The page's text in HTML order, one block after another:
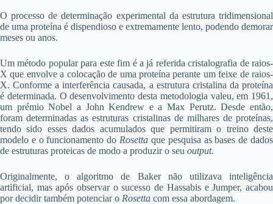
O processo de determinação experimental da estrutura tridimensional
de uma proteína é dispendioso e extremamente lento, podendo demorar
meses ou anos.
Um método popular para este fim é a já referida cristalografia de raios-
X que envolve a colocação de uma proteína perante um feixe de raios-
X. Conforme a interferência causada, a estrutura cristalina da proteína
é determinada. O desenvolvimento desta metodologia valeu, em 1961,
um prémio Nobel a John Kendrew e a Max Perutz. Desde então,
foram determinadas as estruturas cristalinas de milhares de proteínas,
tendo sido esses dados acumulados que permitiram o treino deste
modelo e o funcionamento do Rosetta que pesquisa as bases de dados
de estruturas proteicas de modo a produzir o seu output.
Originalmente, o algoritmo de Baker não utilizava inteligência
artificial, mas após observar o sucesso de Hassabis e Jumper, acabou
por decidir também potenciar o Rosetta com essa abordagem.